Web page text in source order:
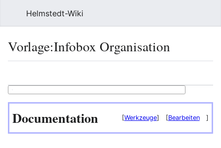
Helmstedt-Wiki
Vorlage:Infobox Organisation
[Werkzeuge] [Bearbeiten ]
Documentation